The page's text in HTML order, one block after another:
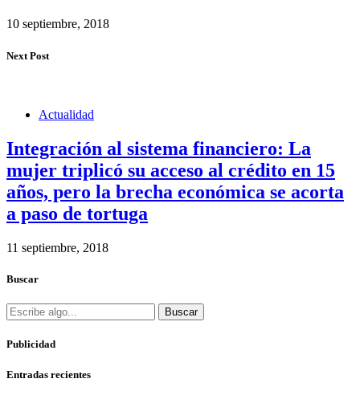
10 septiembre, 2018
Next Post
Actualidad
Integración al sistema financiero: La
mujer triplicó su acceso al crédito en 15
años, pero la brecha económica se acorta
a paso de tortuga
11 septiembre, 2018
Buscar
Buscar
Publicidad
Entradas recientes